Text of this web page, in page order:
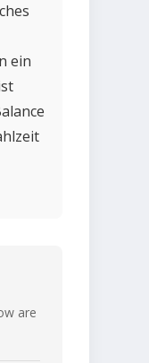
ein
are